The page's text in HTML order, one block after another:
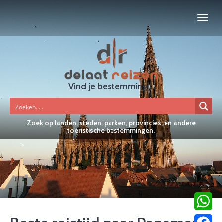
Vind je bestemming...
Zoek op landen, steden, parken, provincies, en andere
toeristische bestemmingen.